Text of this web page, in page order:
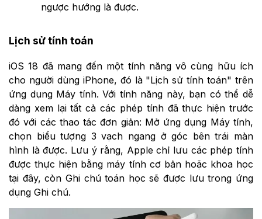
ngược hướng là được.
Lịch sử tính toán
iOS 18 đã mang đến một tính năng vô cùng hữu ích
cho người dùng iPhone, đó là "Lịch sử tính toán" trên
ứng dụng Máy tính. Với tính năng này, bạn có thể dễ
dàng xem lại tất cả các phép tính đã thực hiện trước
đó với các thao tác đơn giản: Mở ứng dụng Máy tính,
chọn biểu tượng 3 vạch ngang ở góc bên trái màn
hình là được. Lưu ý rằng, Apple chỉ lưu các phép tính
được thực hiện bằng máy tính cơ bản hoặc khoa học
tại đây, còn Ghi chú toán học sẽ được lưu trong ứng
dụng Ghi chú.